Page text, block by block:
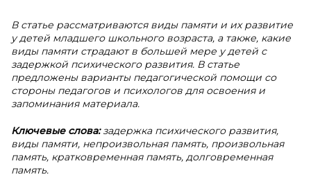
В статье рассматриваются виды памяти и их развитие
у детей младшего школьного возраста, а также, какие
виды памяти страдают в большей мере у детей с
задержкой психического развития. В статье
предложены варианты педагогической помощи со
стороны педагогов и психологов для освоения и
запоминания материала.
Ключевые слова:задержка психического развития,
виды памяти, непроизвольная память, произвольная
память, кратковременная память, долговременная
память.